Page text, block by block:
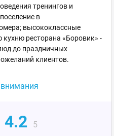
тренингов и
в
высококлассные
ресторана «Боровик» -
до праздничных
клиентов.
внимания
4.2 5